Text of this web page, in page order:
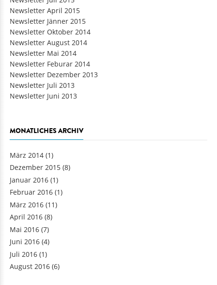
Newsletter April 2015
Newsletter Jänner 2015
Newsletter Oktober 2014
Newsletter August 2014
Newsletter Mai 2014
Newsletter Feburar 2014
Newsletter Dezember 2013
Newsletter Juli 2013
Newsletter Juni 2013
Dezember 2015
Februar 2016
April 2016
Juni 2016
August 2016